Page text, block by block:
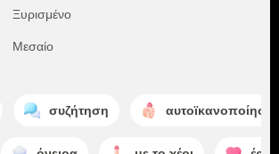
Ξυρισμένο
Μεσαίο
συζήτηση αυτοϊκανοποίηση